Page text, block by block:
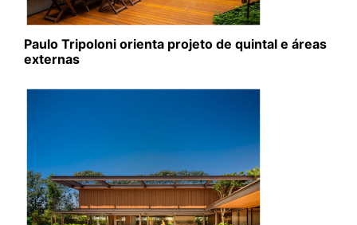
Paulo Tripoloni orienta projeto de quintal e áreas
externas